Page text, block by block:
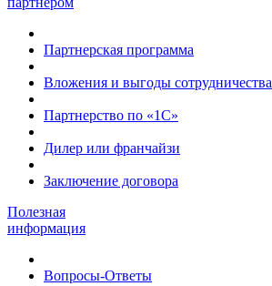
Партнерская программа
Вложения и выгоды сотрудничества
Партнерство по «1С»
Дилер или франчайзи
Заключение договора
Полезная
информация
Вопросы-Ответы